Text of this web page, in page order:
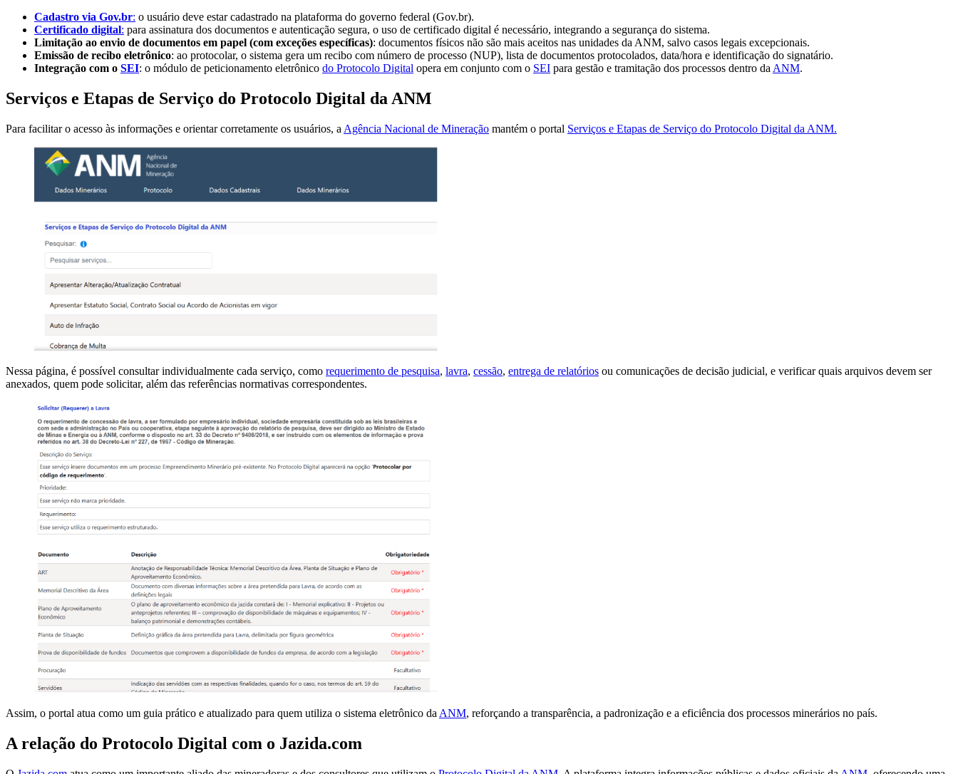
Cadastro via Gov.br: o usuário deve estar cadastrado na plataforma do governo federal (Gov.br).
Certificado digital: para assinatura dos documentos e autenticação segura, o uso de certificado digital é necessário, integrando a segurança do sistema.
Limitação ao envio de documentos em papel (com exceções específicas): documentos físicos não são mais aceitos nas unidades da ANM, salvo casos legais excepcionais.
Emissão de recibo eletrônico: ao protocolar, o sistema gera um recibo com número de processo (NUP), lista de documentos protocolados, data/hora e identificação do signatário.
Integração com o SEI: o módulo de peticionamento eletrônico do Protocolo Digital opera em conjunto com o SEI para gestão e tramitação dos processos dentro da ANM.
Serviços e Etapas de Serviço do Protocolo Digital da ANM
Para facilitar o acesso às informações e orientar corretamente os usuários, a Agência Nacional de Mineração mantém o portal Serviços e Etapas de Serviço do Protocolo Digital da ANM.
Nessa página, é possível consultar individualmente cada serviço, como requerimento de pesquisa, lavra, cessão, entrega de relatórios ou comunicações de decisão judicial, e verificar quais arquivos devem ser
anexados, quem pode solicitar, além das referências normativas correspondentes.
Assim, o portal atua como um guia prático e atualizado para quem utiliza o sistema eletrônico da ANM, reforçando a transparência, a padronização e a eficiência dos processos minerários no país.
A relação do Protocolo Digital com o Jazida.com